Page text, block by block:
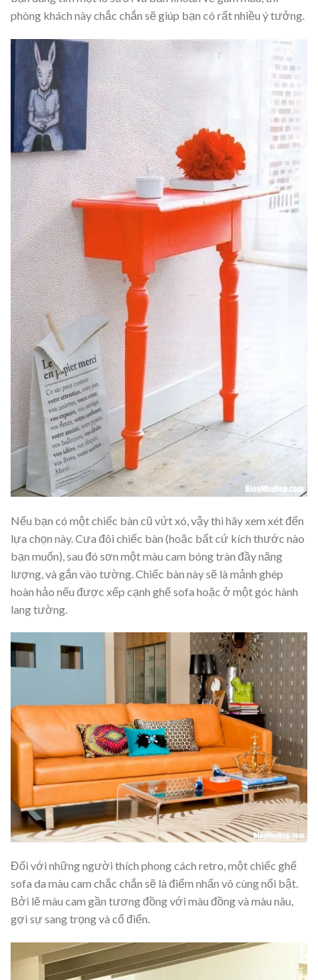
phòng khách này chắc chắn sẽ giúp bạn có rất nhiều ý tưởng.
Nếu bạn có một chiếc bàn cũ vứt xó, vậy thì hãy xem xét đến
lựa chọn này. Cưa đôi chiếc bàn (hoặc bất cứ kích thước nào
bạn muốn), sau đó sơn một màu cam bóng tràn đầy năng
lượng, và gắn vào tường. Chiếc bàn này sẽ là mảnh ghép
hoàn hảo nếu được xếp cạnh ghế sofa hoặc ở một góc hành
lang tường.
Đối với những người thích phong cách retro, một chiếc ghế
sofa da màu cam chắc chắn sẽ là điểm nhấn vô cùng nổi bật.
Bởi lẽ màu cam gần tương đồng với màu đồng và màu nâu,
gợi sự sang trọng và cổ điển.